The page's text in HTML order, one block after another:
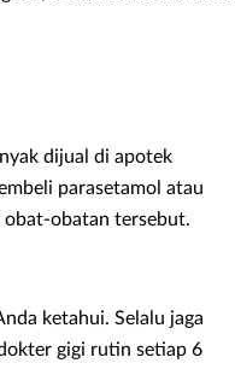
dijual di apotek
parasetamol atau
obat-obatan tersebut.
ketahui. Selalu jaga
gigi rutin setiap 6